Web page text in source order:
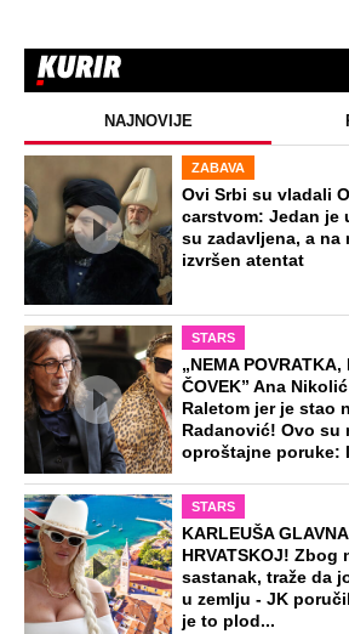
NAJNOVIJE
ZABAVA
Ovi Srbi su vladali
carstvom: Jedan je
su zadavljena, a na
izvršen atentat
STARS
„NEMA
ČOVEK” Ana
Raletom jer je stao
Radanović! Ovo su
oproštajne poruke:
STARS
KARLEUŠA
HRVATSKOJ!
sastanak, traže da
u zemlju - JK
je to plod...